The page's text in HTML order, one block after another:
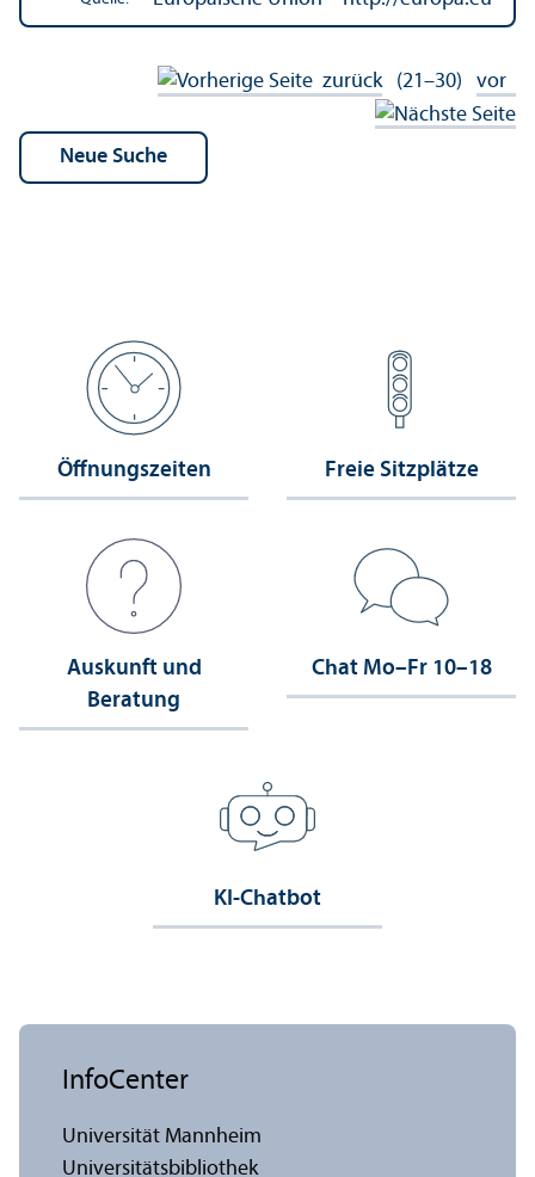
zurück(21–30) vor
Öffnungs­zeiten Freie Sitzplätze
Auskunft und
Beratung
Chat Mo–Fr 10–18
KI-Chatbot
InfoCenter
Universität Mannheim
Universitäts­bibliothek